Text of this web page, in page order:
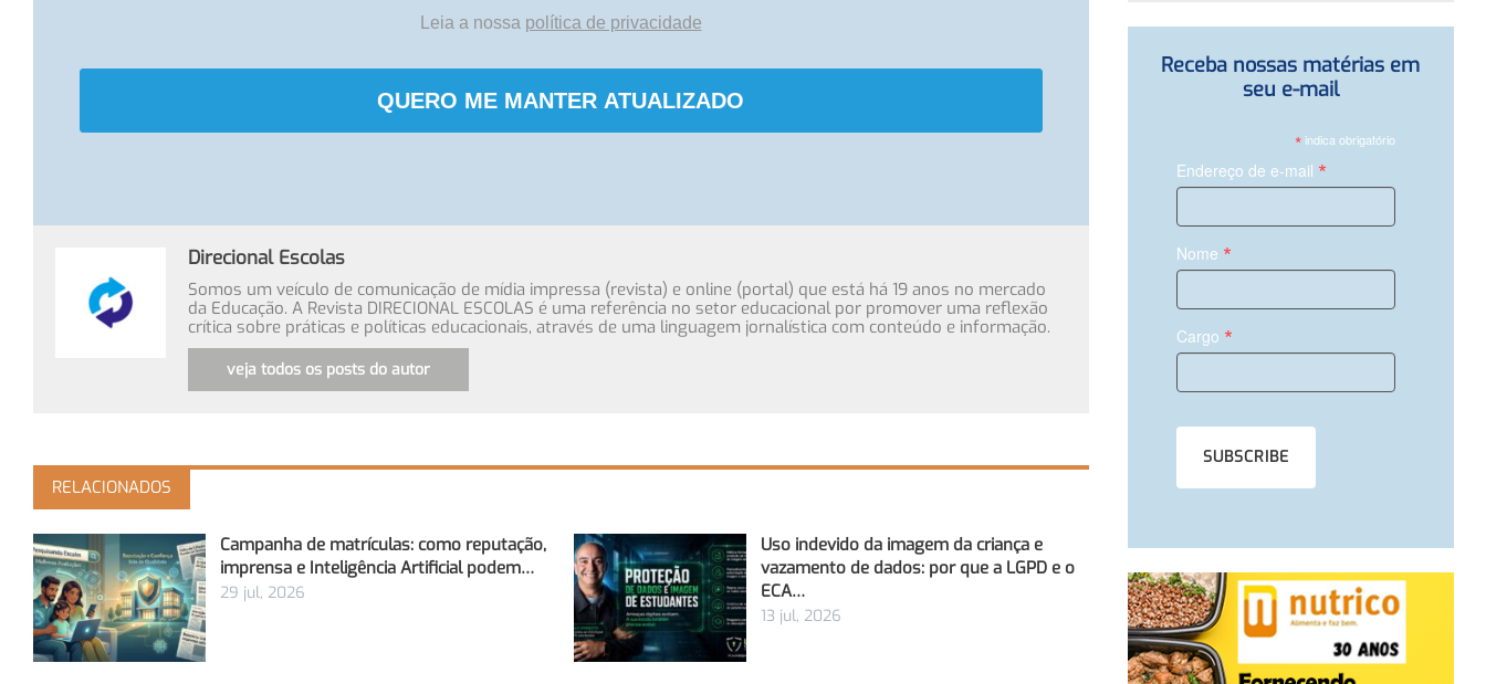
Leia a nossa política de privacidade
QUERO ME MANTER ATUALIZADO
Direcional Escolas
Somos um veículo de comunicação de mídia impressa (revista) e online (portal) que está há 19 anos no mercado
da Educação. A Revista DIRECIONAL ESCOLAS é uma referência no setor educacional por promover uma reflexão
crítica sobre práticas e políticas educacionais, através de uma linguagem jornalística com conteúdo e informação.
veja todos os posts do autor
RELACIONADOS
Campanha de matrículas: como reputação,
imprensa e Inteligência Artificial podem…
29 jul, 2026
Uso indevido da imagem da criança e
vazamento de dados: por que a LGPD e o
ECA…
13 jul, 2026
Receba nossas matérias em
seu e-mail
* indica obrigatório
Endereço de e-mail *
Nome *
Cargo *